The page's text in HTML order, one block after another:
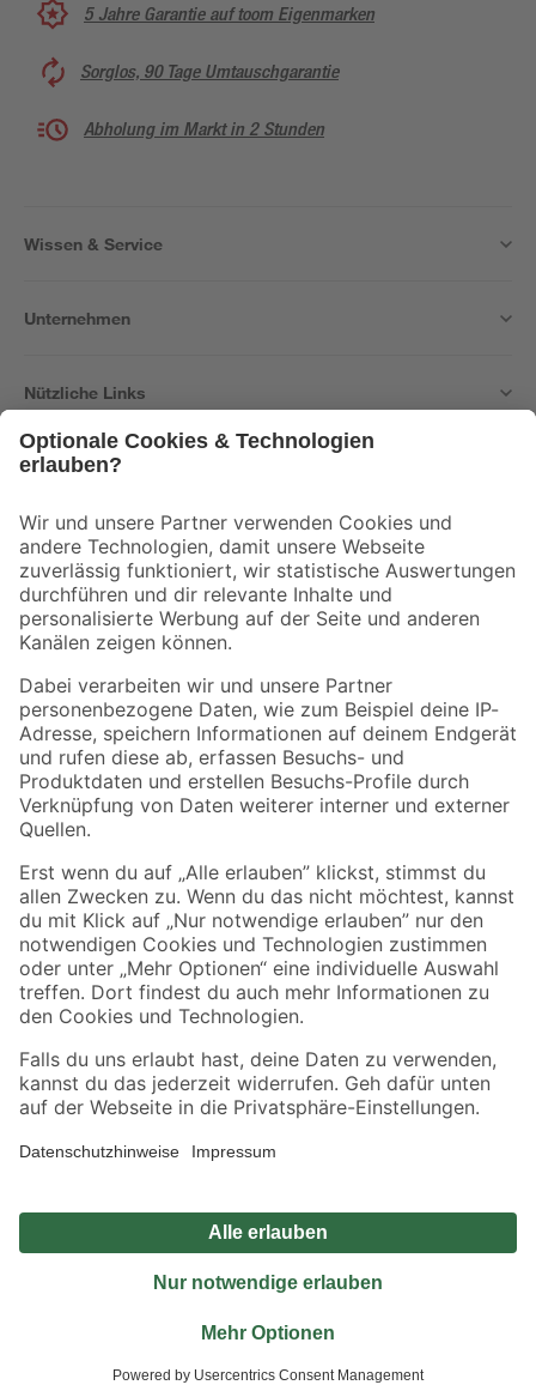
5 Jahre Garantie auf toom Eigenmarken
Sorglos, 90 Tage Umtauschgarantie
Abholung im Markt in 2 Stunden
Wissen & Service
Unternehmen
Nützliche Links
Der toom Newsletter: Keine Angebote und Aktionen mehr verpassen!
Zur Newsletter Anmeldung
Folge uns
Zahlungsarten Versandarten
Sicher einkaufen
Jetzt die toom-App herunterladen
Alle Preisangaben in EUR inkl. gesetzl. MwSt.. Die dargestellten Angebote sind unter
Umständen nicht in allen Märkten verfügbar. Die angegebenen Verfügbarkeiten beziehen
Produkte nur solange der Vorrat reicht.
*Paketversand ab 59 € versandkostenfrei, gilt nicht für Artikel mit Speditionsversand, hier
Privatsphäre Impressum
Nutzungsbedingungen
Widerrufsrecht
Vertrag widerrufen
© 2026 toom Baumarkt GmbH